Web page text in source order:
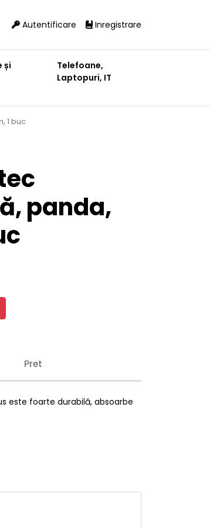
Autentificare Inregistrare
și
Telefoane,
Laptopuri, IT
1 buc
panda,
Pret
este foarte durabilă, absoarbe